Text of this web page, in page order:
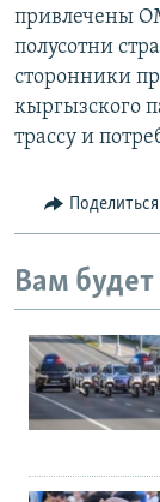
привлечены
полусотни
сторонники
кыргызского
трассу и
Поделиться
Вам